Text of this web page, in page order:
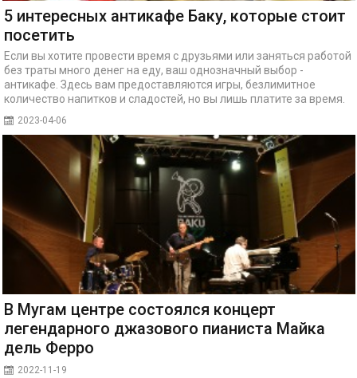
5 интересных антикафе Баку, которые стоит
посетить
Если вы хотите провести время с друзьями или заняться работой
без траты много денег на еду, ваш однозначный выбор -
антикафе. Здесь вам предоставляются игры, безлимитное
количество напитков и сладостей, но вы лишь платите за время.
2023-04-06
В Мугам центре состоялся концерт
легендарного джазового пианиста Майка
дель Ферро
2022-11-19